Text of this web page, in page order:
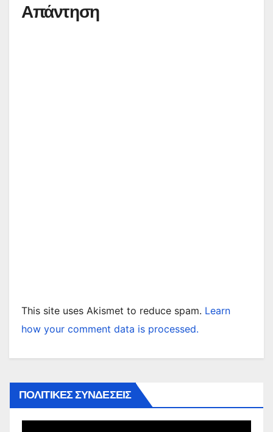
Απάντηση
This site uses Akismet to reduce spam. Learn
how your comment data is processed.
ΠΟΛΙΤΙΚΕΣ ΣΥΝΔΕΣΕΙΣ